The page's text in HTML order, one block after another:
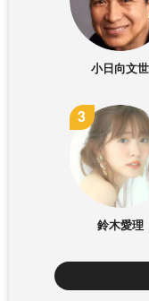
小日向文世
鈴木愛理